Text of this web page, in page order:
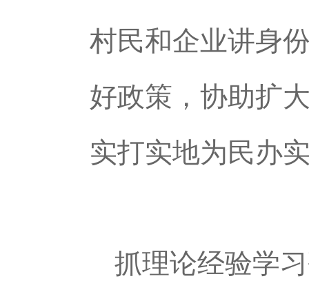
村民和企业讲身
好政策，协助扩
实打实地为民办
抓理论经验学